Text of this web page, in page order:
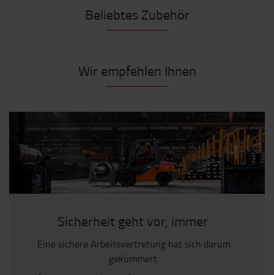
Beliebtes Zubehör
Wir empfehlen Ihnen
Sicherheit geht vor, immer
Eine sichere Arbeitsvertretung hat sich darum
gekümmert.